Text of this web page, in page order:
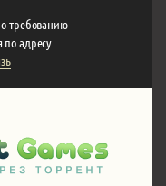
требованию
адресу